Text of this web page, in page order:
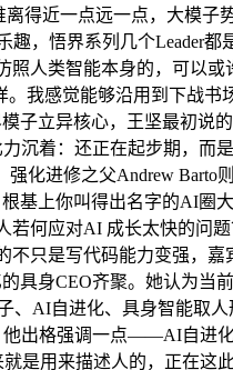
得近一点远一点，大模子
，悟界系列几个Leader都
人类智能本身的，可以或
。我感觉能够沿用到下战
子立异核心，王坚最初说
沉着：还正在起步期，而
化进修之父Andrew Barto
基上你叫得出名字的AI圈
若何应对AI 成长太快的问
只是写代码能力变强，嘉
具身CEO齐聚。她认为当
、AI自进化、具身智能取
他出格强调一点——AI自进
是用来描述人的，正在这